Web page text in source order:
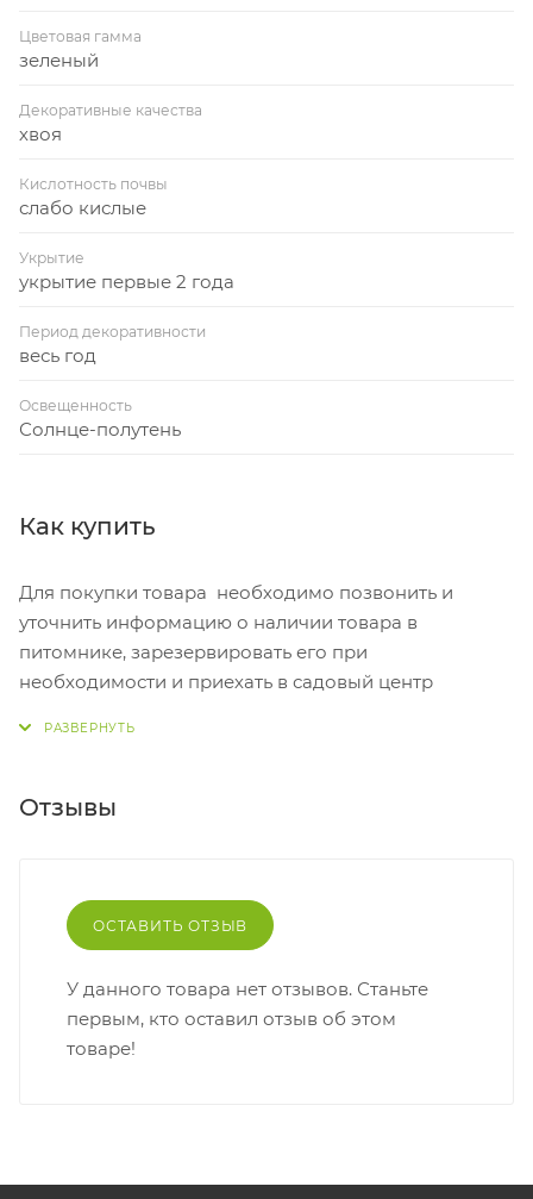
Цветовая гамма
зеленый
Декоративные качества
хвоя
Кислотность почвы
слабо кислые
Укрытие
укрытие первые 2 года
Период декоративности
весь год
Освещенность
Солнце-полутень
Как купить
Для покупки товара необходимо позвонить и
уточнить информацию о наличии товара в
питомнике, зарезервировать его при
необходимости и приехать в садовый центр
Отзывы
ОСТАВИТЬ ОТЗЫВ
У данного товара нет отзывов. Станьте
первым, кто оставил отзыв об этом
товаре!